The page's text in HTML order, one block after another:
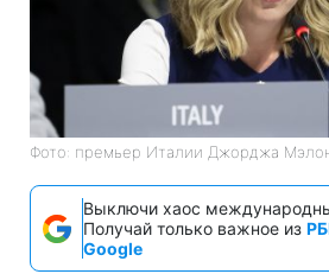
Фото: премьер Италии Джорджа
Выключи хаос
Получай только важное из
Google